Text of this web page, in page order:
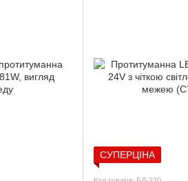
СУПЕРЦІНА